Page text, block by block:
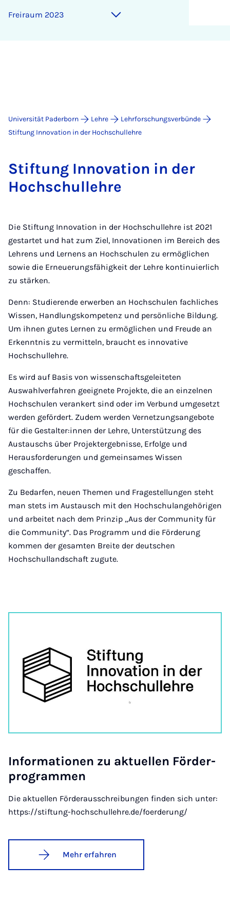
Frei­raum 2023
Universität Paderborn Lehre
Lehrforschungsverbünde
Stiftung Innovation in der Hochschullehre
Stif­tung In­no­va­ti­on in der
Hoch­schul­leh­re
Die Stiftung Innovation in der Hochschullehre ist 2021
gestartet und hat zum Ziel, Innovationen im Bereich des
Lehrens und Lernens an Hochschulen zu ermöglichen
sowie die Erneuerungsfähigkeit der Lehre kontinuierlich
zu stärken.
Denn: Studierende erwerben an Hochschulen fachliches
Wissen, Handlungskompetenz und persönliche Bildung.
Um ihnen gutes Lernen zu ermöglichen und Freude an
Erkenntnis zu vermitteln, braucht es innovative
Hochschullehre.
Es wird auf Basis von wissenschaftsgeleiteten
Auswahlverfahren geeignete Projekte, die an einzelnen
Hochschulen verankert sind oder im Verbund umgesetzt
werden gefördert. Zudem werden Vernetzungsangebote
für die Gestalter:innen der Lehre, Unterstützung des
Austauschs über Projektergebnisse, Erfolge und
Herausforderungen und gemeinsames Wissen
geschaffen.
Zu Bedarfen, neuen Themen und Fragestellungen steht
man stets im Austausch mit den Hochschulangehörigen
und arbeitet nach dem Prinzip „Aus der Community für
die Community“. Das Programm und die Förderung
kommen der gesamten Breite der deutschen
Hochschullandschaft zugute.
In­for­ma­ti­o­nen zu ak­tu­el­len För­der­
pro­gram­men
Die aktuellen Förderausschreibungen finden sich unter:
https://stiftung-hochschullehre.de/foerderung/
Mehr erfahren